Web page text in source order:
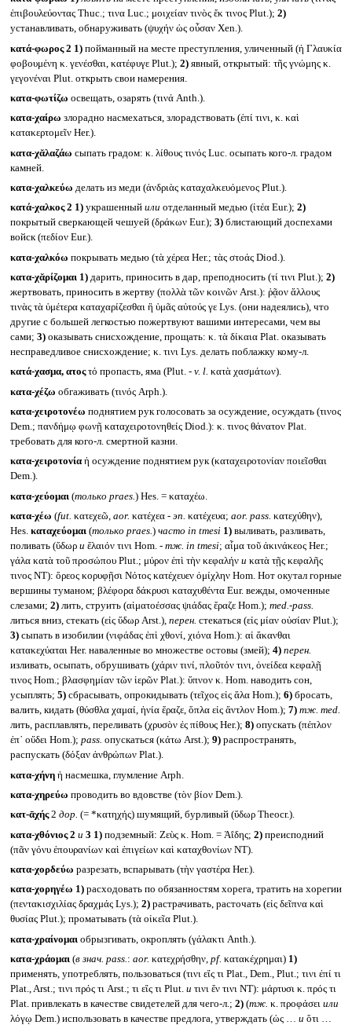
ἐπιβουλεύοντας Thuc.; τινα Luc.; μοιχείαν τινὸς ἔκ τινος Plut.); 2)
устанавливать, обнаруживать (ψυχήν ὡς οὖσαν Xen.).
κατά-φωρος 2 1)пойманный на месте преступления, уличенный (ἡ Γλαυκία
φοβουμένη κ. γενέσθαι, κατέφυγε Plut.); 2)явный, открытый: τῆς γνώμης κ.
γεγονέναι Plut. открыть свои намерения.
κατα-φωτίζω освещать, озарять (τινά Anth.).
κατα-χαίρω злорадно насмехаться, злорадствовать (ἐπί τινι, κ. καὶ
κατακερτομεῖν Her.).
κατα-χᾰλαζάω сыпать градом: κ. λίθους τινός Luc. осыпать кого-л. градом
камней.
κατα-χαλκεύω делать из меди (ἀνδριὰς καταχαλκευόμενος Plut.).
κατά-χαλκος 2 1)украшенный или отделанный медью (ἰτέα Eur.); 2)
покрытый сверкающей чешуей (δράκων Eur.); 3)блистающий доспехами
войск (πεδίον Eur.).
κατα-χαλκόω покрывать медью (τὰ χέρεα Her.; τὰς στοάς Diod.).
κατα-χᾰρίζομαι 1)дарить, приносить в дар, преподносить (τί τινι Plut.); 2)
жертвовать, приносить в жертву (πολλὰ τῶν κοινῶν Arst.): ῥᾷον ἄλλους
τινὰς τὰ ὑμέτερα καταχαρίζεσθαι ἢ ὑμᾶς αὐτούς γε Lys. (они надеялись), что
другие с большей легкостью пожертвуют вашими интересами, чем вы
сами; 3)оказывать снисхождение, прощать: κ. τὰ δίκαια Plat. оказывать
несправедливое снисхождение; κ. τινι Lys. делать поблажку кому-л.
κατά-χασμα, ατοςτό пропасть, яма (Plut. -v. l. κατὰ χασμάτων).
κατα-χέζω обгаживать (τινός Arph.).
κατα-χειροτονέω поднятием рук голосовать за осуждение, осуждать (τινος
Dem.; πανδήμῳ φωνῇ καταχειροτονηθείς Diod.): κ. τινος θάνατον Plat.
требовать для кого-л. смертной казни.
κατα-χειροτονία ἡ осуждение поднятием рук (καταχειροτονίαν ποιεῖσθαι
Dem.).
κατα-χεύομαι (только praes.) Hes. = καταχέω.
κατα-χέω (fut. κατεχεῶ, aor. κατέχεα - эп. κατέχευα; aor. pass. κατεχύθην),
Hes. καταχεύομαι (только praes.) часто in tmesi 1)выливать, разливать,
поливать (ὕδωρ и ἔλαιόν τινι Hom. - тж. in tmesi; αἷμα τοῦ ἀκινάκεος Her.;
γάλα κατὰ τοῦ προσώπου Plut.; μύρον ἐπὶ τὴν κεφαλήν и κατὰ τῇς κεφαλῆς
τινος NT): ὄρεος κορυφῇσι Νότος κατέχευεν ὀμίχλην Hom. Нот окутал горные
вершины туманом; βλέφορα δάκρυσι καταχυθέντα Eur. вежды, омоченные
слезами; 2)лить, струить (αἱματοέσσας ψιάδας ἔραζε Hom.); med.-pass.
литься вниз, стекать (εἰς ὕδωρ Arst.), перен. стекаться (εἰς μίαν οὐσίαν Plut.);
3)сыпать в изобилии (νιφάδας ἐπὶ χθονί, χιόνα Hom.): αἱ ἄκανθαι
κατακεχύαται Her. наваленные во множестве остовы (змей); 4) перен.
изливать, осыпать, обрушивать (χάριν τινί, πλοῦτόν τινι, ὀνείδεα κεφαλῇ
τινος Hom.; βλασφημίαν τῶν ἱερῶν Plat.): ὕπνον κ. Hom. наводить сон,
усыплять; 5)сбрасывать, опрокидывать (τεῖχος εἰς ἅλα Hom.); 6)бросать,
валить, кидать (θύσθλα χαμαί, ἡνία ἔραζε, ὅπλα εἰς ἄντλον Hom.); 7) тж. med.
лить, расплавлять, переливать (χρυσὸν ἐς πίθους Her.); 8)опускать (πέπλον
ἐπ᾽ οὔδει Hom.); pass. опускаться (κάτω Arst.); 9)распространять,
распускать (δόξαν ἀνθρώπων Plat.).
κατα-χήνη ἡ насмешка, глумление Arph.
κατα-χηρεύω проводить во вдовстве (τὸν βίον Dem.).
κατ-ᾱχής2 дор. (= *κατηχής) шумящий, бурливый (ὕδωρ Theocr.).
κατα-χθόνιος 2 и 3 1)подземный: Ζεὺς κ. Hom. = Ἀΐδης; 2)преисподний
(πᾶν γόνυ ἐπουρανίων καὶ ἐπιγείων καὶ καταχθονίων NT).
κατα-χορδεύω разрезать, вспарывать (τὴν γαστέρα Her.).
κατα-χορηγέω 1)расходовать по обязанностям хорега, тратить на хорегии
(πεντακισχιλίας δραχμάς Lys.); 2)растрачивать, расточать (εἰς δεῖπνα καὶ
θυσίας Plut.); проматывать (τὰ οἰκεῖα Plut.).
κατα-χραίνομαι обрызгивать, окроплять (γάλακτι Anth.).
κατα-χράομαι (в знач. pass.: aor. κατεχρήσθην, pf. κατακέχρημαι) 1)
применять, употреблять, пользоваться (τινι εἴς τι Plat., Dem., Plut.; τινι ἐπί τι
Plat., Arst.; τινι πρός τι Arst.; τι εἴς τι Plut. и τινι ἔν τινι NT): μάρτυσι κ. πρός τι
Plat. привлекать в качестве свидетелей для чего-л.; 2)(тж. κ. προφάσει или
λόγῳ Dem.) использовать в качестве предлога, утверждать (ὡς … и ὅτι …